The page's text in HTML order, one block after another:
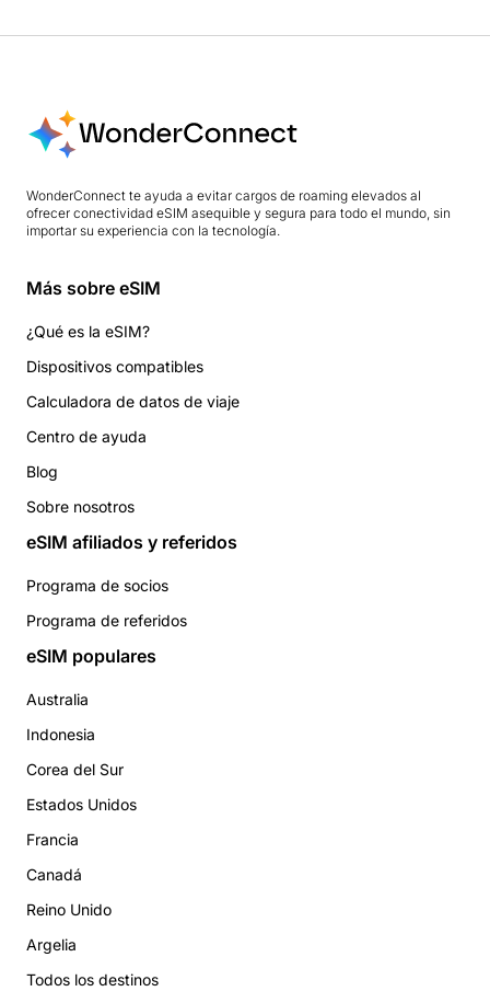
WonderConnect te ayuda a evitar cargos de roaming elevados al
ofrecer conectividad eSIM asequible y segura para todo el mundo, sin
importar su experiencia con la tecnología.
Más sobre eSIM
¿Qué es la eSIM?
Dispositivos compatibles
Calculadora de datos de viaje
Centro de ayuda
Blog
Sobre nosotros
eSIM afiliados y referidos
Programa de socios
Programa de referidos
eSIM populares
Australia
Indonesia
Corea del Sur
Estados Unidos
Francia
Canadá
Reino Unido
Argelia
Todos los destinos